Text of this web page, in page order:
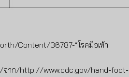
Content/36787-“โรคมือเท้า
จาก/http://www.cdc.gov/hand-foot-